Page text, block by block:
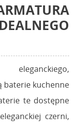
eleganckiego,
baterie kuchenne
te dostępne
czerni,